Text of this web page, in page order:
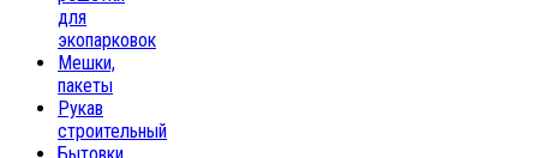
для
экопарковок
Мешки,
пакеты
Рукав
строительный
Бытовки